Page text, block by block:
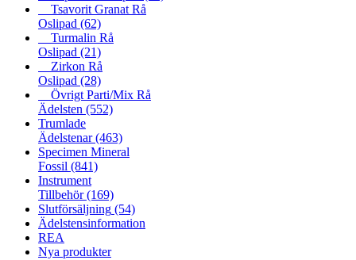
Tsavorit Granat Rå
Oslipad (62)
Turmalin Rå
Oslipad (21)
Zirkon Rå
Oslipad (28)
Övrigt Parti/Mix Rå
Ädelsten (552)
Trumlade
Ädelstenar(463)
Specimen Mineral
Fossil (841)
Instrument
Tillbehör(169)
Slutförsäljning (54)
Ädelstensinformation
REA
Nya produkter